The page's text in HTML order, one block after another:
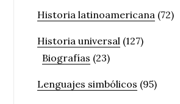
Historia latinoamericana (72)
Historia universal (127)
Biografías (23)
Lenguajes simbólicos (95)